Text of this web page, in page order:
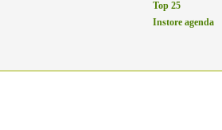
Top 25
Instore agenda